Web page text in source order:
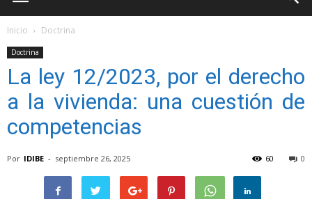
Inicio Doctrina
Doctrina
La ley 12/2023, por el derecho
a la vivienda: una cuestión de
competencias
Por IDIBE - septiembre 26, 2025 0
60